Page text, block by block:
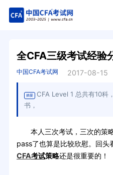
全CFA三级考试经验
中国CFA考试网 2017-08-15
摘要
CFA Level 1 总共有10科
书，
本人三次考试，三次的策
pass了也算是比较欣慰。回头
CFA考试策略还是很重要的！